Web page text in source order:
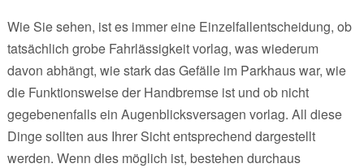
Wie Sie sehen, ist es immer eine Einzelfallentscheidung, ob
tatsächlich grobe Fahrlässigkeit vorlag, was wiederum
davon abhängt, wie stark das Gefälle im Parkhaus war, wie
die Funktionsweise der Handbremse ist und ob nicht
gegebenenfalls ein Augenblicksversagen vorlag. All diese
Dinge sollten aus Ihrer Sicht entsprechend dargestellt
werden. Wenn dies möglich ist, bestehen durchaus